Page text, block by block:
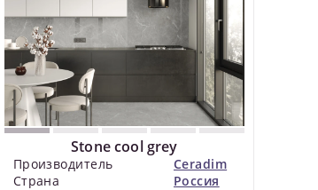
Stone cool grey
Производитель
Ceradim
Страна
Россия